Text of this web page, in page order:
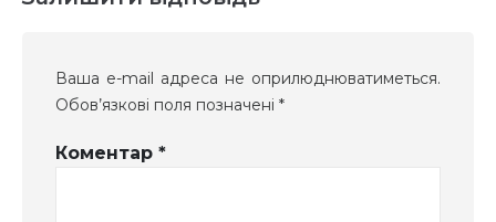
Ваша e-mail адреса не оприлюднюватиметься.
Обов’язкові поля позначені *
Коментар *